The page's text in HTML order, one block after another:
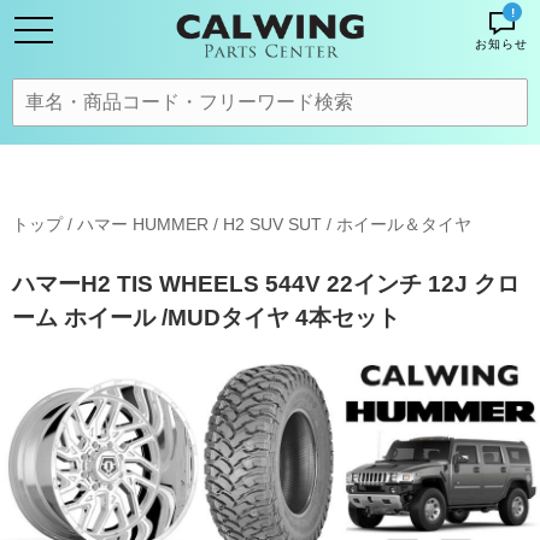
!
お知らせ
トップ/ ハマー HUMMER / H2 SUV SUT / ホイール＆タイヤ
ハマーH2 TIS WHEELS 544V 22インチ 12J クロ
ーム ホイール /MUDタイヤ 4本セット